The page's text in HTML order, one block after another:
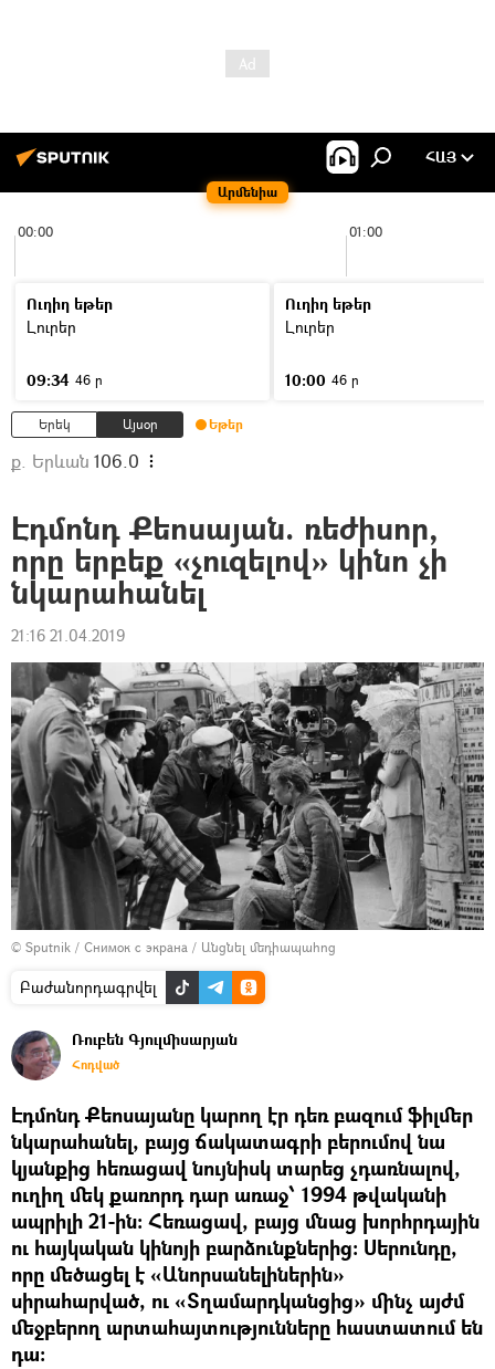
Արմենիա
ՀԱՅ
00:00 01:00
Ուղիղ եթեր
Լուրեր
09:34 46 ր
Ուղիղ եթեր
Լուրեր
10:00 46 ր
Երեկ Այսօր Եթեր
ք. Երևան 106.0
Էդմոնդ Քեոսայան. ռեժիսոր,
որը երբեք «չուզելով» կինո չի
նկարահանել
21:16 21.04.2019
© Sputnik / Снимок с экрана / Անցնել մեդիապահոց
Բաժանորդագրվել
Ռուբեն Գյուլմիսարյան
Հոդված
Էդմոնդ Քեոսայանը կարող էր դեռ բազում ֆիլմեր
նկարահանել, բայց ճակատագրի բերումով նա
կյանքից հեռացավ նույնիսկ տարեց չդառնալով,
ուղիղ մեկ քառորդ դար առաջ՝ 1994 թվականի
ապրիլի 21-ին։ Հեռացավ, բայց մնաց խորհրդային
ու հայկական կինոյի բարձունքներից։ Սերունդը,
որը մեծացել է «Անորսանելիներին»
սիրահարված, ու «Տղամարդկանցից» մինչ այժմ
մեջբերող արտահայտությունները հաստատում են
դա։